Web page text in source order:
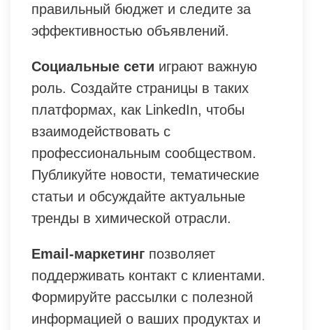
правильный бюджет и следите за
эффективностью объявлений.
Социальные сети играют важную
роль. Создайте страницы в таких
платформах, как LinkedIn, чтобы
взаимодействовать с
профессиональным сообществом.
Публикуйте новости, тематические
статьи и обсуждайте актуальные
тренды в химической отрасли.
Email-маркетинг позволяет
поддерживать контакт с клиентами.
Формируйте рассылки с полезной
информацией о ваших продуктах и